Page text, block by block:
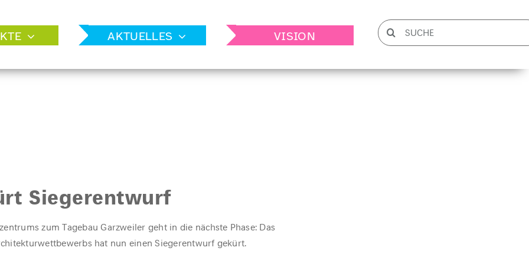
AKTUELLES VISION
Suche
nach:
Siegerentwurf
zum Tagebau Garzweiler geht in die nächste Phase: Das
hat nun einen Siegerentwurf gekürt.